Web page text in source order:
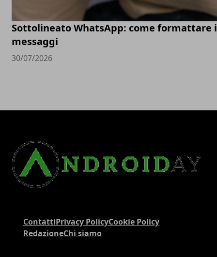
Sottolineato WhatsApp: come formattare i
messaggi
30/07/2026
ContattiPrivacy PolicyCookie Policy
RedazioneChi siamo